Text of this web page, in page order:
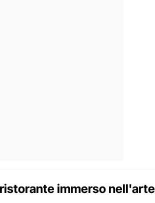
immerso nell'arte